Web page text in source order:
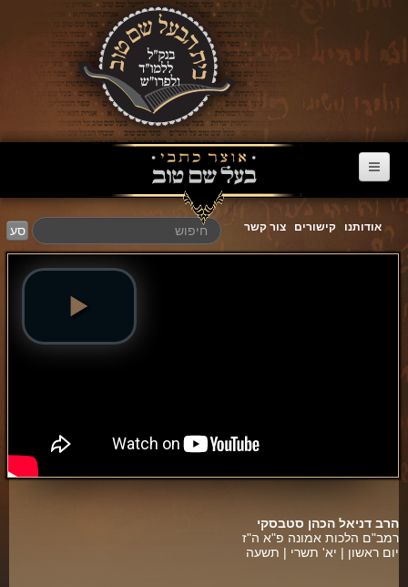
דף הבית
ערוץ הבעל שם טוב
פינת הלכה
סע אודותנו קישורים צור קשר
הרב דניאל הכהן סטבסקי
רמב"ם הלכות אמונה פ"א ה"ז
יום ראשון | יא' תשרי | תשעה